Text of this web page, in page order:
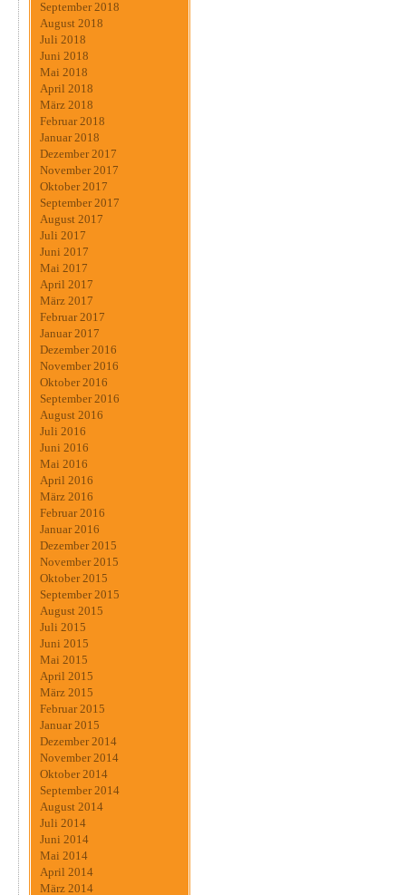
September 2018
August 2018
Juli 2018
Juni 2018
Mai 2018
April 2018
März 2018
Februar 2018
Januar 2018
Dezember 2017
November 2017
Oktober 2017
September 2017
August 2017
Juli 2017
Juni 2017
Mai 2017
April 2017
März 2017
Februar 2017
Januar 2017
Dezember 2016
November 2016
Oktober 2016
September 2016
August 2016
Juli 2016
Juni 2016
Mai 2016
April 2016
März 2016
Februar 2016
Januar 2016
Dezember 2015
November 2015
Oktober 2015
September 2015
August 2015
Juli 2015
Juni 2015
Mai 2015
April 2015
März 2015
Februar 2015
Januar 2015
Dezember 2014
November 2014
Oktober 2014
September 2014
August 2014
Juli 2014
Juni 2014
Mai 2014
April 2014
März 2014